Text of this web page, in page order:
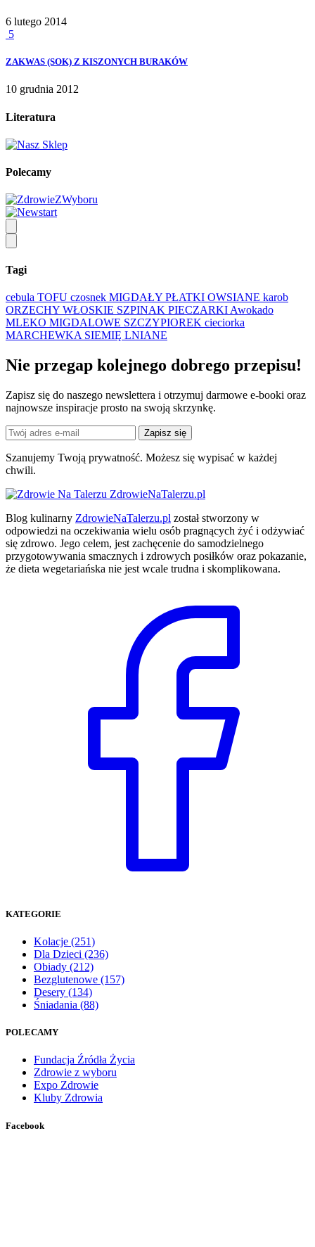
6 lutego 2014
5
ZAKWAS (SOK) Z KISZONYCH BURAKÓW
10 grudnia 2012
Literatura
Polecamy
Tagi
cebula TOFU czosnek MIGDAŁY PŁATKI OWSIANE karob
ORZECHY WŁOSKIE SZPINAK PIECZARKI Awokado
MLEKO MIGDALOWE SZCZYPIOREK cieciorka
MARCHEWKA SIEMIĘ LNIANE
Nie przegap kolejnego dobrego przepisu!
Zapisz się do naszego newslettera i otrzymuj darmowe e-booki oraz
najnowsze inspiracje prosto na swoją skrzynkę.
Zapisz się
Szanujemy Twoją prywatność. Możesz się wypisać w każdej
chwili.
ZdrowieNaTalerzu.pl
Blog kulinarny ZdrowieNaTalerzu.pl został stworzony w
odpowiedzi na oczekiwania wielu osób pragnących żyć i odżywiać
się zdrowo. Jego celem, jest zachęcenie do samodzielnego
przygotowywania smacznych i zdrowych posiłków oraz pokazanie,
że dieta wegetariańska nie jest wcale trudna i skomplikowana.
KATEGORIE
Kolacje (251)
Dla Dzieci (236)
Obiady (212)
Bezglutenowe (157)
Desery (134)
Śniadania (88)
POLECAMY
Fundacja Źródła Życia
Zdrowie z wyboru
Expo Zdrowie
Kluby Zdrowia
Facebook